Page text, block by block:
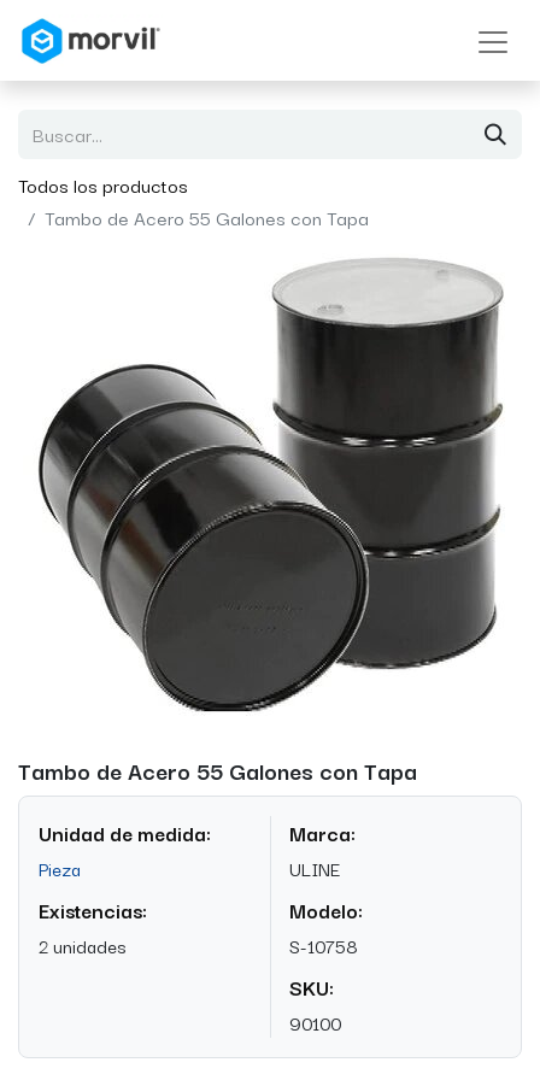
Todos los productos
Tambo de Acero 55 Galones con Tapa
Tambo de Acero 55 Galones con Tapa
Unidad de medida:
Pieza
Existencias:
2 unidades
Marca:
ULINE
Modelo:
S-10758
SKU:
90100